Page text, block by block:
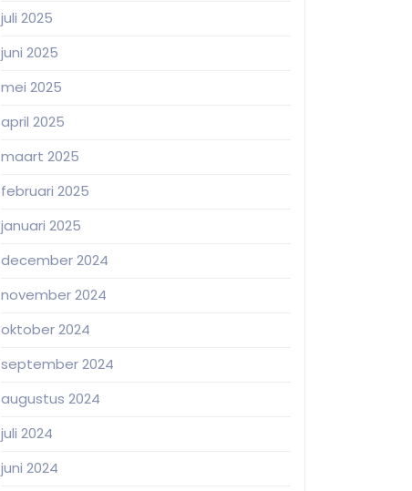
juli 2025
juni 2025
mei 2025
april 2025
maart 2025
februari 2025
januari 2025
december 2024
november 2024
oktober 2024
september 2024
augustus 2024
juli 2024
juni 2024